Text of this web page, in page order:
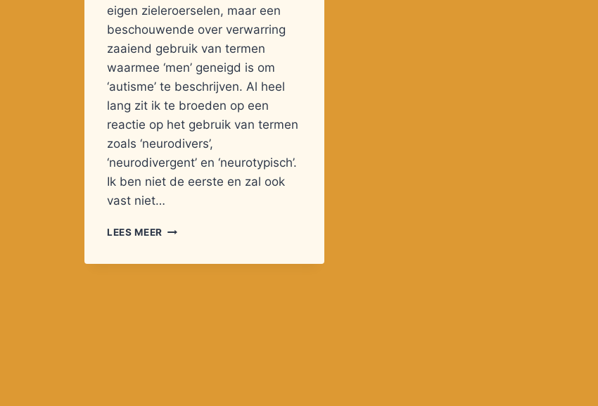
eigen zieleroerselen, maar een
beschouwende over verwarring
zaaiend gebruik van termen
waarmee ‘men’ geneigd is om
‘autisme’ te beschrijven. Al heel
lang zit ik te broeden op een
reactie op het gebruik van termen
zoals ‘neurodivers’,
‘neurodivergent’ en ‘neurotypisch’.
Ik ben niet de eerste en zal ook
vast niet…
LEES MEER WANDELENDE